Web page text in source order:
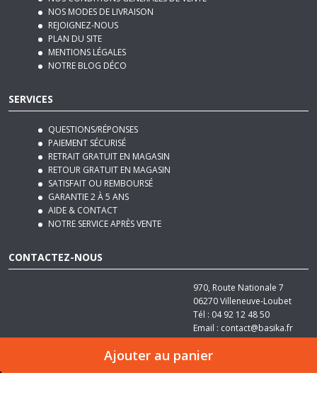
Ajouter au panier
NOS MODES DE LIVRAISON
REJOIGNEZ-NOUS
PLAN DU SITE
MENTIONS LÉGALES
NOTRE BLOG DÉCO
SERVICES
QUESTIONS/RÉPONSES
PAIEMENT SÉCURISÉ
RETRAIT GRATUIT EN MAGASIN
RETOUR GRATUIT EN MAGASIN
SATISFAIT OU REMBOURSÉ
GARANTIE 2 À 5 ANS
AIDE & CONTACT
NOTRE SERVICE APRÈS VENTE
CONTACTEZ-NOUS
970, Route Nationale 7
06270Villeneuve-Loubet
Tél : 04 92 12 48 50
Email :
contact@basika.fr